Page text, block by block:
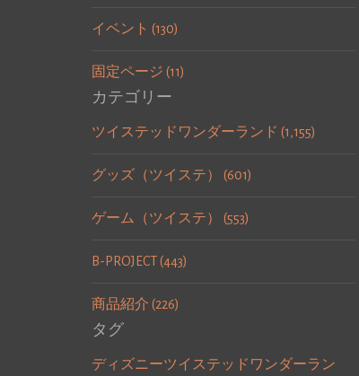
イベント (130)
固定ページ (11)
カテゴリー
ツイステッドワンダーランド (1,155)
グッズ（ツイステ） (601)
ゲーム（ツイステ） (553)
B-PROJECT (443)
商品紹介 (226)
タグ
ディズニーツイステッドワンダーラン